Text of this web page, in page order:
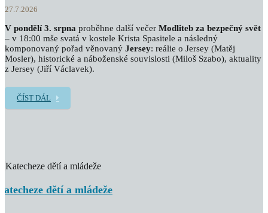
27.7.2026
V pondělí 3. srpna proběhne další večer Modliteb za bezpečný svět
– v 18:00 mše svatá v kostele Krista Spasitele a následný
komponovaný pořad věnovaný Jersey: reálie o Jersey (Matěj
Mosler), historické a náboženské souvislosti (Miloš Szabo), aktuality
z Jersey (Jiří Václavek).
ČÍST DÁL
dětí a mládeže